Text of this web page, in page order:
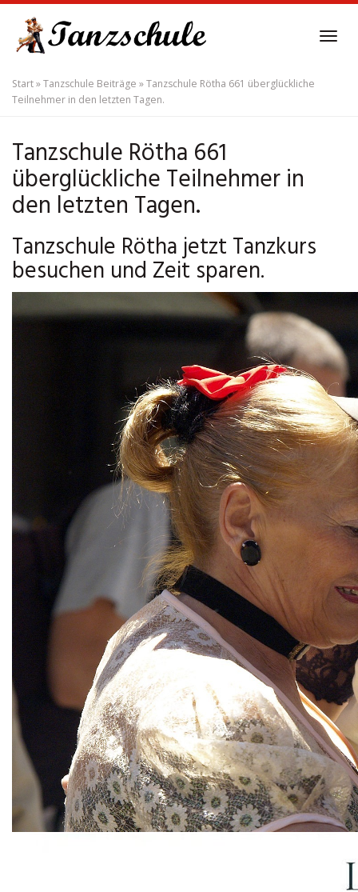
main
content
Start»Tanzschule Beiträge »Tanzschule Rötha 661 überglückliche
Teilnehmer in den letzten Tagen.
Tanzschule Rötha 661
überglückliche Teilnehmer in
den letzten Tagen.
Tanzschule Rötha jetzt Tanzkurs
besuchen und Zeit sparen.